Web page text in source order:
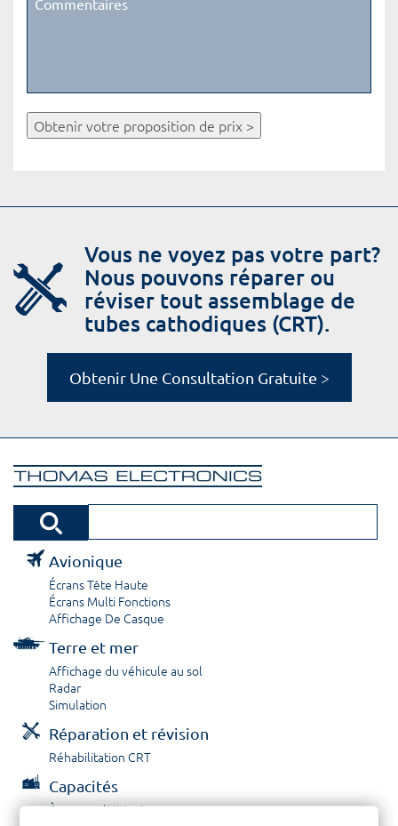
Obtenir votre proposition de prix >
Vous ne voyez pas votre part?
Nous pouvons réparer ou
réviser tout assemblage de
tubes cathodiques (CRT).
Obtenir Une Consultation Gratuite >
Avionique
Écrans Tête Haute
Écrans Multi Fonctions
Affichage De Casque
Terre et mer
Affichage du véhicule au sol
Radar
Simulation
Réparation et révision
Réhabilitation CRT
Capacités
À propos / Historique